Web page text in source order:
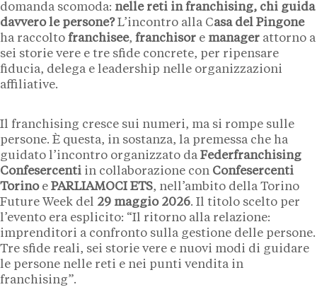
domanda scomoda: nelle reti in franchising, chi guida
davvero le persone?L’incontro alla Casa del Pingone
ha raccolto franchisee, franchisor e manager attorno a
sei storie vere e tre sfide concrete, per ripensare
fiducia, delega e leadership nelle organizzazioni
affiliative.
Il franchising cresce sui numeri, ma si rompe sulle
persone. È questa, in sostanza, la premessa che ha
guidato l’incontro organizzato da Federfranchising
Confesercenti in collaborazione con Confesercenti
Torinoe PARLIAMOCI ETS, nell’ambito della Torino
Future Week del 29 maggio 2026. Il titolo scelto per
l’evento era esplicito: “Il ritorno alla relazione:
imprenditori a confronto sulla gestione delle persone.
Tre sfide reali, sei storie vere e nuovi modi di guidare
le persone nelle reti e nei punti vendita in
franchising”.